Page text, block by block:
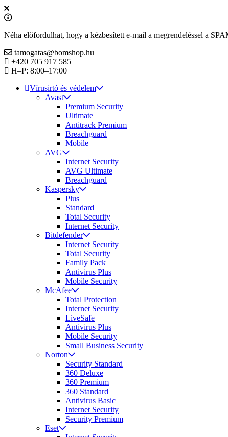
Néha előfordulhat, hogy a kézbesített e-mail a megrendeléssel a
tamogatas@bomshop.hu
+420 705 917 585
H–P: 8:00–17:00
Vírusirtó és védelem
Avast
Premium Security
Ultimate
Antitrack Premium
Breachguard
Mobile
AVG
Internet Security
AVG Ultimate
Breachguard
Kaspersky
Plus
Standard
Total Security
Internet Security
Bitdefender
Internet Security
Total Security
Family Pack
Antivirus Plus
Mobile Security
McAfee
Total Protection
Internet Security
LiveSafe
Antivirus Plus
Mobile Security
Small Business Security
Norton
Security Standard
360 Deluxe
360 Premium
360 Standard
Antivirus Basic
Internet Security
Security Premium
Eset